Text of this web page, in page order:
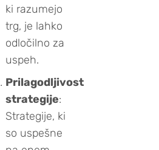
ki razumejo
trg, je lahko
odločilno za
uspeh.
Prilagodljivost
strategije:
Strategije, ki
so uspešne